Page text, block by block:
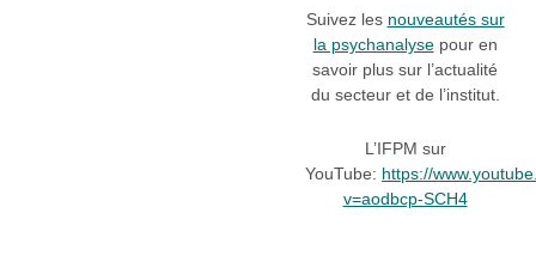
Suivez les nouveautés sur
la psychanalysepour en
savoir plus sur l’actualité
du secteur et de l’institut.
L’IFPM sur
YouTube: https://
v=aodbcp-SCH4